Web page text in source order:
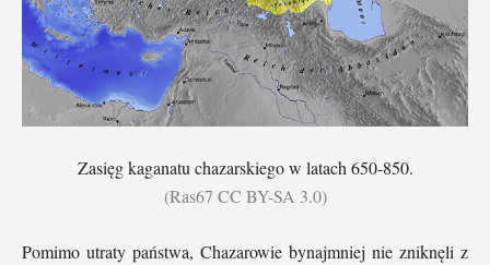
Zasięg kaganatu chazarskiego w latach 650-850.
(Ras67 CC BY-SA 3.0)
Pomimo utraty państwa, Chazarowie bynajmniej nie zniknęli z